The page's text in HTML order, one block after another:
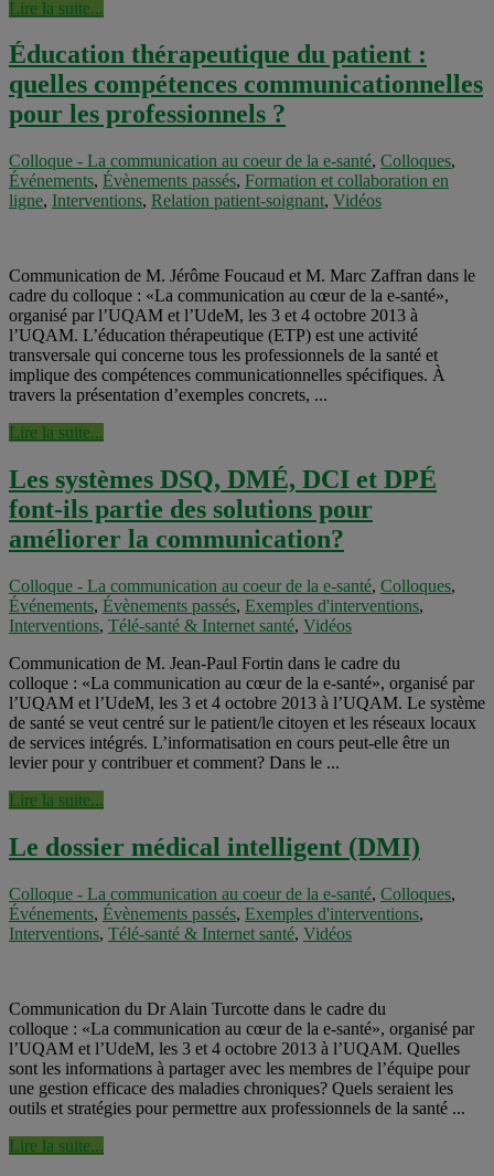
Lire la suite...
Éducation thérapeutique du patient :
quelles compétences communicationnelles
pour les professionnels ?
Colloque - La communication au coeur de la e-santé, Colloques,
Événements, Évènements passés, Formation et collaboration en
ligne, Interventions, Relation patient-soignant, Vidéos
Communication de M. Jérôme Foucaud et M. Marc Zaffran dans le
cadre du colloque : «La communication au cœur de la e-santé»,
organisé par l’UQAM et l’UdeM, les 3 et 4 octobre 2013 à
l’UQAM. L’éducation thérapeutique (ETP) est une activité
transversale qui concerne tous les professionnels de la santé et
implique des compétences communicationnelles spécifiques. À
travers la présentation d’exemples concrets, ...
Lire la suite...
Les systèmes DSQ, DMÉ, DCI et DPÉ
font-ils partie des solutions pour
améliorer la communication?
Colloque - La communication au coeur de la e-santé, Colloques,
Événements, Évènements passés, Exemples d'interventions,
Interventions, Télé-santé & Internet santé, Vidéos
Communication de M. Jean-Paul Fortin dans le cadre du
colloque : «La communication au cœur de la e-santé», organisé par
l’UQAM et l’UdeM, les 3 et 4 octobre 2013 à l’UQAM. Le système
de santé se veut centré sur le patient/le citoyen et les réseaux locaux
de services intégrés. L’informatisation en cours peut-elle être un
levier pour y contribuer et comment? Dans le ...
Lire la suite...
Le dossier médical intelligent (DMI)
Colloque - La communication au coeur de la e-santé, Colloques,
Événements, Évènements passés, Exemples d'interventions,
Interventions, Télé-santé & Internet santé, Vidéos
Communication du Dr Alain Turcotte dans le cadre du
colloque : «La communication au cœur de la e-santé», organisé par
l’UQAM et l’UdeM, les 3 et 4 octobre 2013 à l’UQAM. Quelles
sont les informations à partager avec les membres de l’équipe pour
une gestion efficace des maladies chroniques? Quels seraient les
outils et stratégies pour permettre aux professionnels de la santé ...
Lire la suite...